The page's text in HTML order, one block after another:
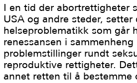
I en tid der abortrettigheter
USA og andre steder,
helseproblematikk som går
renessansen i
problemstillinger rundt
reproduktive rettigheter.
annet retten til å bestemme